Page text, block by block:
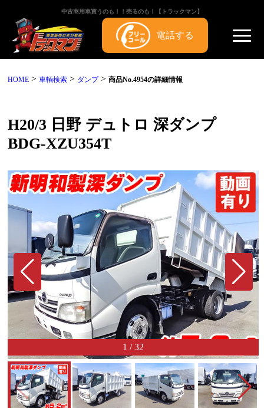
中古商用車買うのも！！売るのも！【トラックマン】
電話する
HOME >車輌検索 > ダンプ>商品No.4954の詳細情報
H20/3 日野 デュトロ 深ダンプ
BDG-XZU354T
1 /32